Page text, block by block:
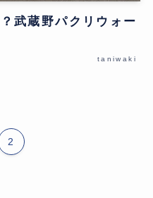
武蔵野パクリウォー
taniwaki
2